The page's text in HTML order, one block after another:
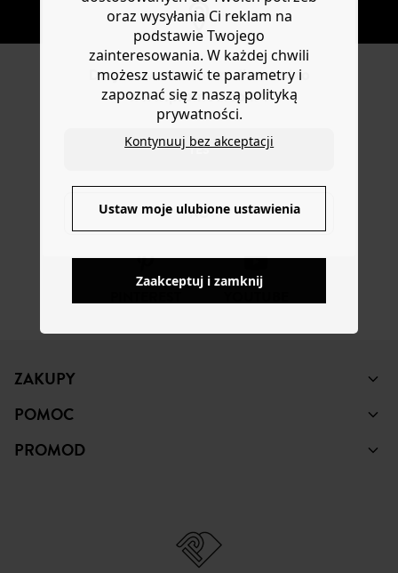
Do you want to be redirected to
www.promod.com ?
YES
NO
ŚLEDŹ NAS
FACEBOOK INSTAGRAM TIKTOK
ZAKUPY
POMOC
PROMOD
oraz wysyłania Ci reklam na
podstawie Twojego
zainteresowania. W każdej chwili
możesz ustawić te parametry i
zapoznać się z naszą polityką
prywatności.
Kontynuuj bez akceptacji
Ustaw moje ulubione ustawienia
Zaakceptuj i zamknij